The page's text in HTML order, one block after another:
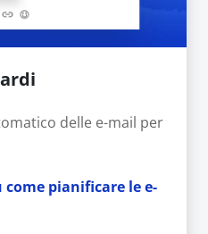
delle e-mail per
pianificare le e-